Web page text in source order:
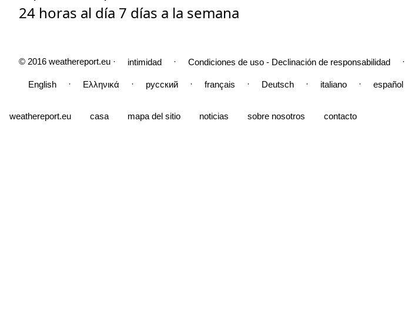
24 horas al día 7 días a la semana
© 2016 weathereport.eu ·
intimidad · Condiciones de uso - Declinación de responsabilidad ·
English · Ελληνικά · русский · français · Deutsch · italiano · español
weathereport.eu casa mapa del sitio noticias sobre nosotros contacto